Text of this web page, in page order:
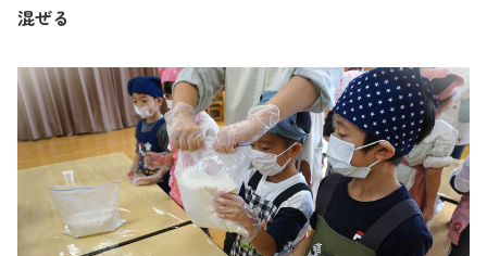
混ぜる